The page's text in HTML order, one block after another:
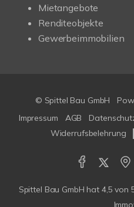
Mietangebote
Renditeobjekte
Gewerbeimmobilien
© Spittel Bau GmbH
Impressum
AGB
Widerrufsbelehrung
Spittel Bau GmbH hat 4,5 von